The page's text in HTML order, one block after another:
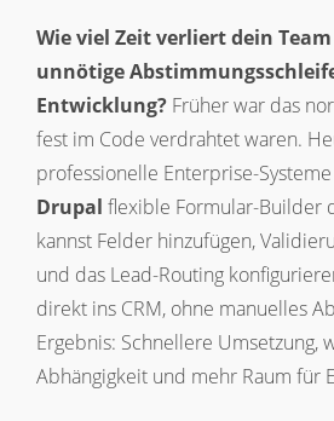
Wie viel Zeit verliert dein
unnötige
Entwicklung? Früher war das
fest im Code verdrahtet waren.
professionelle Enterprise-
Drupal flexible Formular-Builder
kannst Felder hinzufügen,
und das Lead-Routing
direkt ins CRM, ohne manuelles
Ergebnis: Schnellere Umsetzung,
Abhängigkeit und mehr Raum für